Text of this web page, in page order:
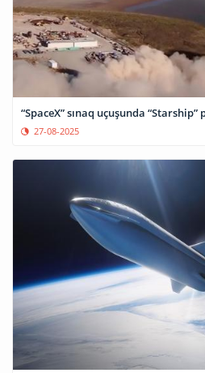
“SpaceX” sınaq uçuşunda
27-08-2025